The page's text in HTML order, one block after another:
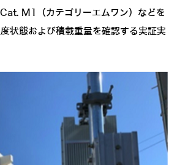
M1（カテゴリーエムワン）などを
状態および積載重量を確認する実証実